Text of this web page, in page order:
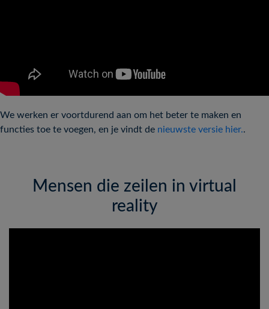
We werken er voortdurend aan om het beter te maken en
functies toe te voegen, en je vindt de nieuwste versie hier..
Mensen die zeilen in virtual
reality